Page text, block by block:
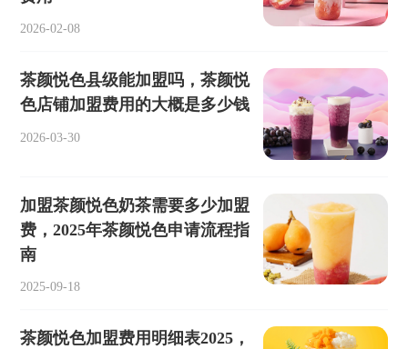
2026-02-08
茶颜悦色县级能加盟吗，茶颜悦
色店铺加盟费用的大概是多少钱
2026-03-30
加盟茶颜悦色奶茶需要多少加盟
费，2025年茶颜悦色申请流程指
南
2025-09-18
茶颜悦色加盟费用明细表2025，